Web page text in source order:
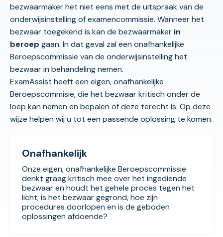
bezwaarmaker het niet eens met de uitspraak van de
onderwijsinstelling of examencommissie. Wanneer het
bezwaar toegekend is kan de bezwaarmaker in
beroep gaan. In dat geval zal een onafhankelijke
Beroepscommissie van de onderwijsinstelling het
bezwaar in behandeling nemen.
ExamAssist heeft een eigen, onafhankelijke
Beroepscommisie, die het bezwaar kritisch onder de
loep kan nemen en bepalen of deze terecht is. Op deze
wijze helpen wij u tot een passende oplossing te komen.
Onafhankelijk
Onze eigen, onafhankelijke Beroepscommissie
denkt graag kritisch mee over het ingediende
bezwaar en houdt het gehele proces tegen het
licht; is het bezwaar gegrond, hoe zijn
procedures doorlopen en is de geboden
oplossingen afdoende?